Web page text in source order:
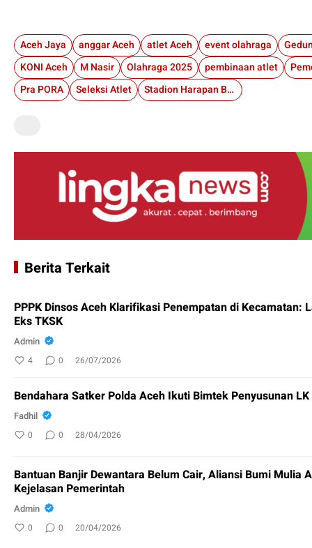
Aceh Jaya anggar Aceh atlet Aceh event olahraga
KONI Aceh
M Nasir Olahraga 2025 pembinaan atlet
Pra PORA
Seleksi Atlet Stadion Harapan Bangsa
Berita Terkait
PPPK Dinsos Aceh Klarifikasi Penempatan di Kecamatan:
Eks TKSK
Admin
4 0 26/07/2026
Bendahara Satker Polda Aceh Ikuti Bimtek Penyusunan LK
Fadhil
0 0 28/04/2026
Bantuan Banjir Dewantara Belum Cair, Aliansi Bumi Mulia
Kejelasan Pemerintah
Admin
0 0 20/04/2026